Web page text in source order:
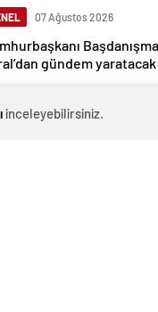
07 Ağustos 2026
gündem
Filistinli
inceleyebilirsiniz.